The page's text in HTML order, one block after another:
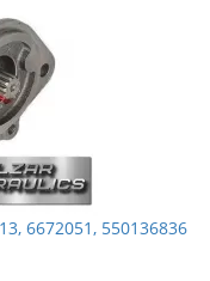
6672051, 550136836